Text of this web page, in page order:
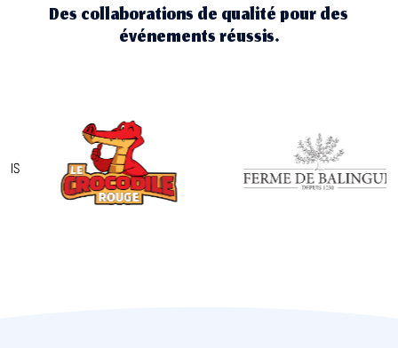
Des collaborations de qualité pour des
événements réussis.